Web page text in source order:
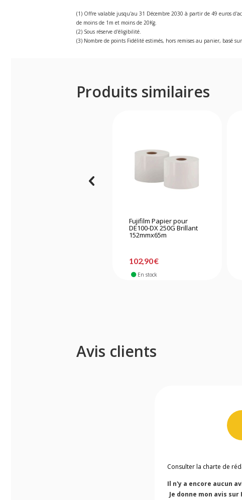
(1) Offre valable jusqu'au 31 Décembre 2030 à partir de 49 euros
de moins de 1m et moins de 20Kg.
(2) Sous réserve d'éligibilité.
(3) Nombre de points Fidélité estimés, hors remises au panier, basé
Produits similaires
Fujifilm Papier pour
DE100-DX 250G Brillant
152mmx65m
102,90 €
En stock
Avis clients
Consulter la charte de
Il n'y a encore aucun
Je donne mon avis